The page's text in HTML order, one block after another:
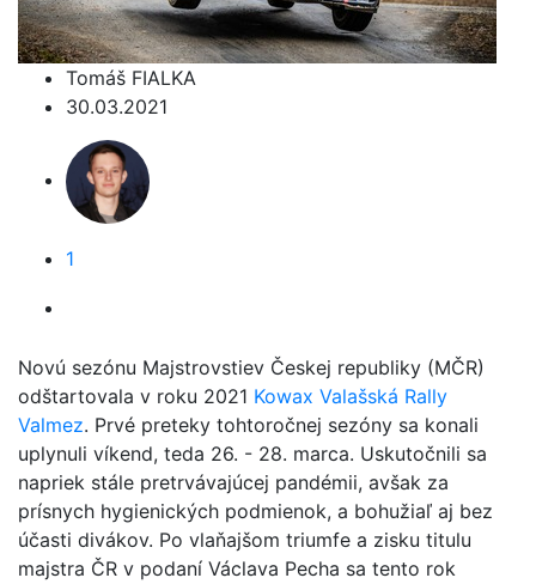
Tomáš FIALKA
30.03.2021
1
Novú sezónu Majstrovstiev Českej republiky (MČR)
odštartovala v roku 2021 Kowax Valašská Rally
Valmez. Prvé preteky tohtoročnej sezóny sa konali
uplynuli víkend, teda 26. - 28. marca. Uskutočnili sa
napriek stále pretrvávajúcej pandémii, avšak za
prísnych hygienických podmienok, a bohužiaľ aj bez
účasti divákov. Po vlaňajšom triumfe a zisku titulu
majstra ČR v podaní Václava Pecha sa tento rok